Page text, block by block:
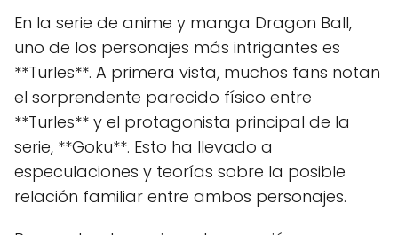
En la serie de anime y manga Dragon Ball,
uno de los personajes más intrigantes es
**Turles**. A primera vista, muchos fans notan
el sorprendente parecido físico entre
**Turles** y el protagonista principal de la
serie, **Goku**. Esto ha llevado a
especulaciones y teorías sobre la posible
relación familiar entre ambos personajes.